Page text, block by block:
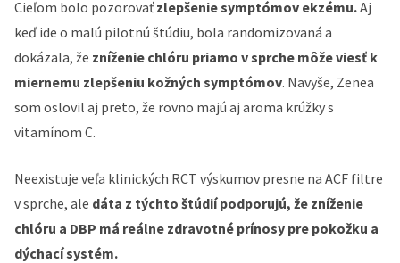
Cieľom bolo pozorovať zlepšenie symptómov ekzému.Aj
keď ide o malú pilotnú štúdiu, bola randomizovaná a
dokázala, že zníženie chlóru priamo v sprche môže viesť k
miernemu zlepšeniu kožných symptómov. Navyše, Zenea
som oslovil aj preto, že rovno majú aj aroma krúžky s
vitamínom C.
Neexistuje veľa klinických RCT výskumov presne na ACF filtre
v sprche, ale dáta z týchto štúdií podporujú, že zníženie
chlóru a DBP má reálne zdravotné prínosy pre pokožku a
dýchací systém.